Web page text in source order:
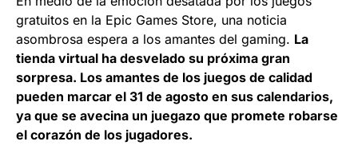
gratuitos en la Epic Games Store, una noticia
asombrosa espera a los amantes del gaming. La
tienda virtual ha desvelado su próxima gran
sorpresa. Los amantes de los juegos de calidad
pueden marcar el 31 de agosto en sus calendarios,
ya que se avecina un juegazo que promete robarse
el corazón de los jugadores.